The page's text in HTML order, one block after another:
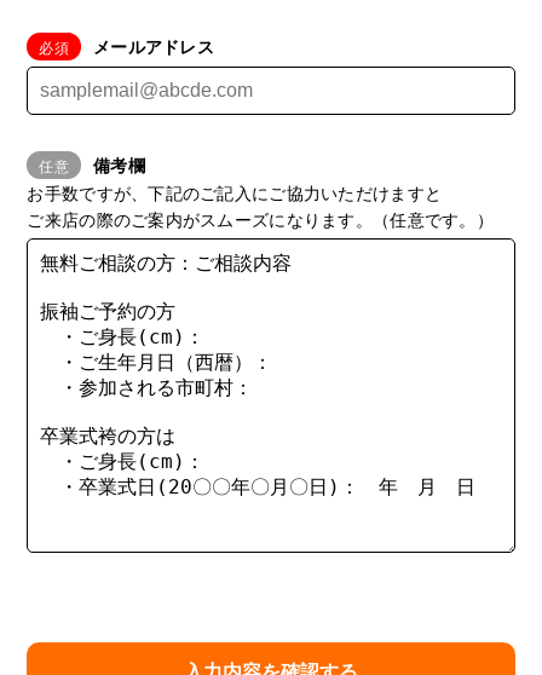
メールアドレス
備考欄
お手数ですが、下記のご記入にご協力いただけますと
ご来店の際のご案内がスムーズになります。（任意です。）